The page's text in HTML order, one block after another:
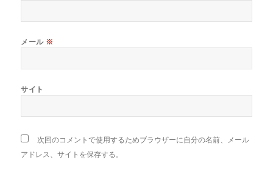
メール ※
サイト
次回のコメントで使用するためブラウザーに自分の名前、メール
アドレス、サイトを保存する。